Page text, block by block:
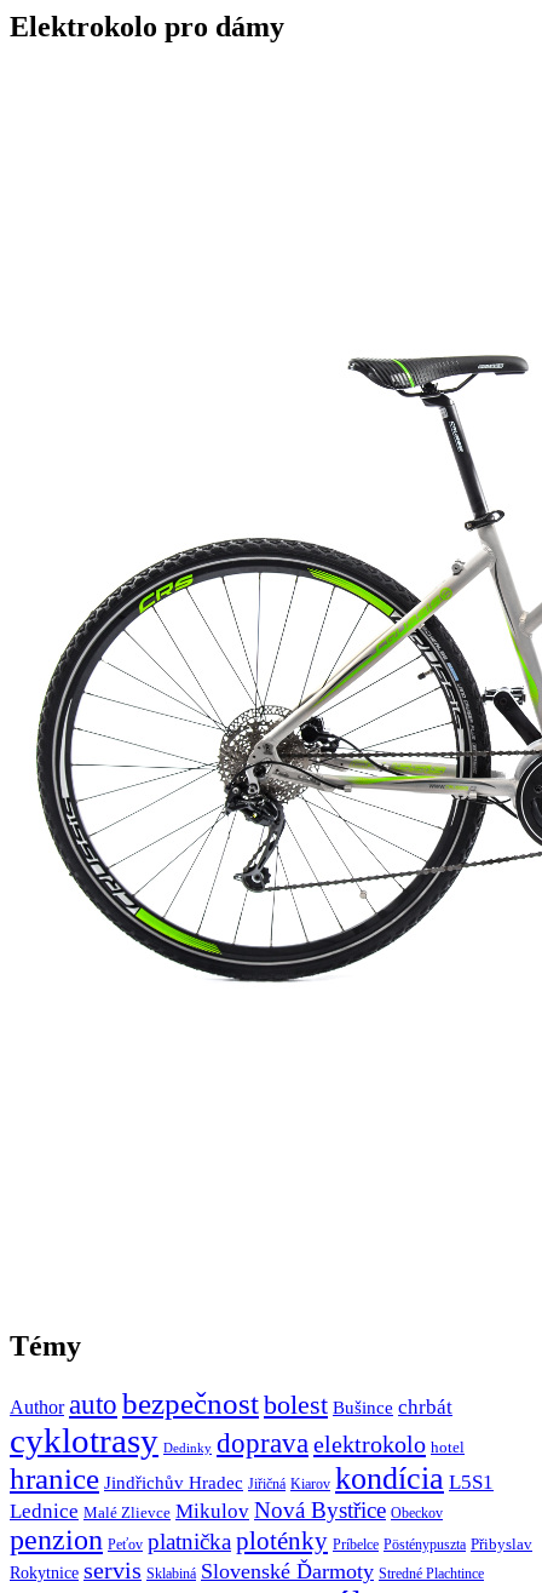
Elektrokolo pro dámy
Témy
Author auto bezpečnostbolest Bušince chrbát
cyklotrasy Dedinky dopravaelektrokolo hotel
hranice Jindřichův Hradec Jiřičná Kiarov kondícia L5S1
Lednice Malé Zlievce Mikulov Nová Bystřice Obeckov
penzion Peťov platničkaploténky Príbelce Pösténypuszta Přibyslav
Rokytnice servis Sklabiná Slovenské Ďarmoty Stredné Plachtince